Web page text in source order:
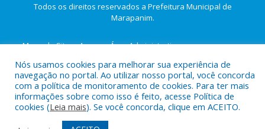
Todos os direitos reservados a Prefeitura Municipal de
Marapanim.
Mapa do Site
Acessar Área Administrativa
Nós usamos cookies para melhorar sua experiência de
navegação no portal. Ao utilizar nosso portal, você concorda
com a política de monitoramento de cookies. Para ter mais
informações sobre como isso é feito, acesse Política de
cookies (Leia mais). Se você concorda, clique em ACEITO.